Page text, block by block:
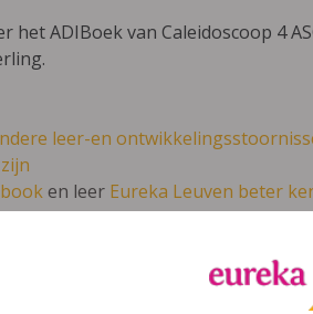
het ADIBoek van Caleidoscoop 4
leer-en
en leer Eureka Leuven beter
leren en leven in je talent'en lees